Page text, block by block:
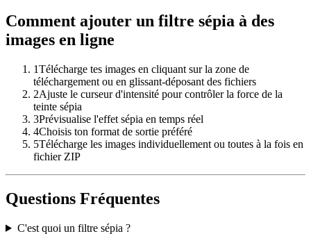
Comment ajouter un filtre sépia à des
images en ligne
1Télécharge tes images en cliquant sur la zone de
téléchargement ou en glissant-déposant des fichiers
2Ajuste le curseur d'intensité pour contrôler la force de la
teinte sépia
3Prévisualise l'effet sépia en temps réel
4Choisis ton format de sortie préféré
5Télécharge les images individuellement ou toutes à la fois en
fichier ZIP
Questions Fréquentes
C'est quoi un filtre sépia ?